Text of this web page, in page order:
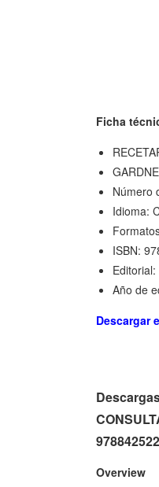
Ficha
Número
Idioma:
ISBN:
Editorial:
Año de
Descargar
Overview